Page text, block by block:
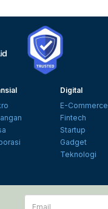
Digital
E-Commerce
Fintech
Startup
Gadget
Teknologi
Email